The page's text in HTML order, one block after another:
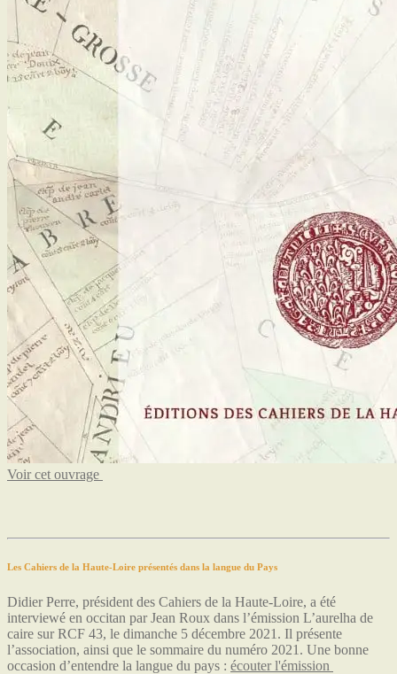
Voir cet ouvrage
Les Cahiers de la Haute-Loire présentés dans la langue du Pays
Didier Perre, président des Cahiers de la Haute-Loire, a été
interviewé en occitan par Jean Roux dans l’émission L’aurelha de
caire sur RCF 43, le dimanche 5 décembre 2021. Il présente
l’association, ainsi que le sommaire du numéro 2021. Une bonne
occasion d’entendre la langue du pays : écouter l'émission